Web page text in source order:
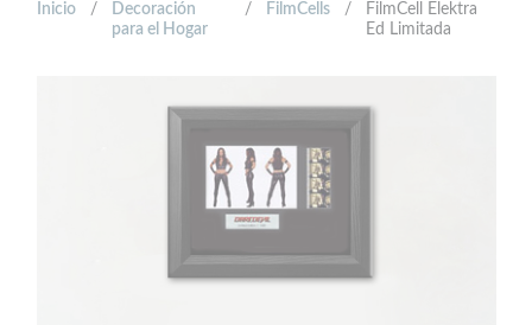
Inicio /
Decoración
para el Hogar
/ FilmCells /
FilmCell Elektra
Ed Limitada